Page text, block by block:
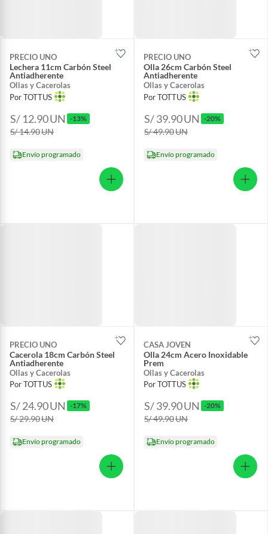
PRECIO UNO
Lechera 11cm Carbón Steel
Antiadherente
Ollas y Cacerolas
Por TOTTUS
S/ 12.90UN -13%
S/ 14.90UN
Envío programado
PRECIO UNO
Olla 26cm Carbón Steel
Antiadherente
Ollas y Cacerolas
Por TOTTUS
S/ 39.90UN -20%
S/ 49.90UN
Envío programado
PRECIO UNO
Cacerola 18cm Carbón Steel
Antiadherente
Ollas y Cacerolas
Por TOTTUS
S/ 24.90UN -17%
S/ 29.90UN
Envío programado
CASA JOVEN
Olla 24cm Acero Inoxidable
Prem
Ollas y Cacerolas
Por TOTTUS
S/ 39.90UN -20%
S/ 49.90UN
Envío programado